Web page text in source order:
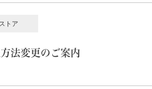
トア
法変更のご案内